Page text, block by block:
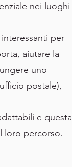
nei luoghi
per
aiutare la
uno
postale),
e questa
loro percorso.